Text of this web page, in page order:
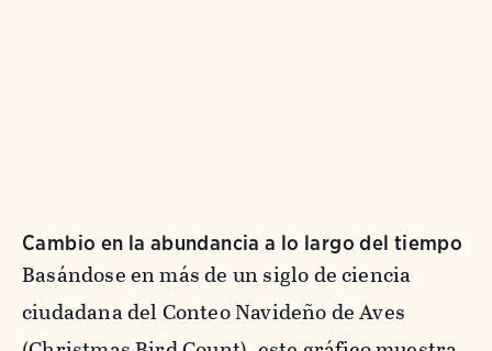
Cambio en la abundancia a lo largo del tiempo
Basándose en más de un siglo de ciencia
ciudadana del Conteo Navideño de Aves